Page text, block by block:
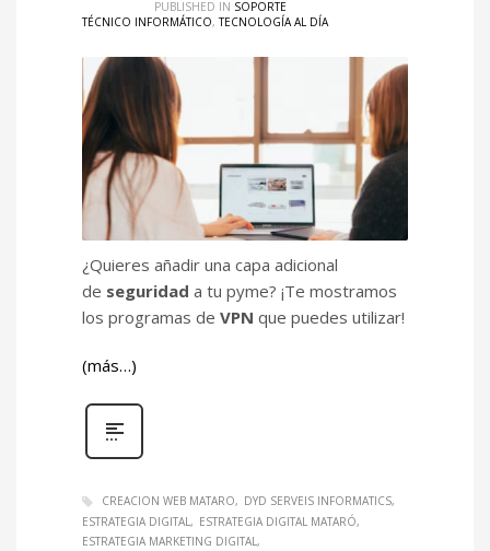
PUBLISHED IN SOPORTE
TÉCNICO INFORMÁTICO,TECNOLOGÍA AL DÍA
¿Quieres añadir una capa adicional
de seguridad a tu pyme? ¡Te mostramos
los programas de VPN que puedes utilizar!
(más…)
CREACION WEB MATARO
DYD SERVEIS INFORMATICS
ESTRATEGIA DIGITAL
ESTRATEGIA DIGITAL MATARÓ
ESTRATEGIA MARKETING DIGITAL